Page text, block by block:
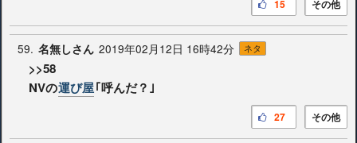
その他
15
59. 名無しさん 2019年02月12日 16時42分 ネタ
>>58
NVの運び屋｢呼んだ？｣
その他
27